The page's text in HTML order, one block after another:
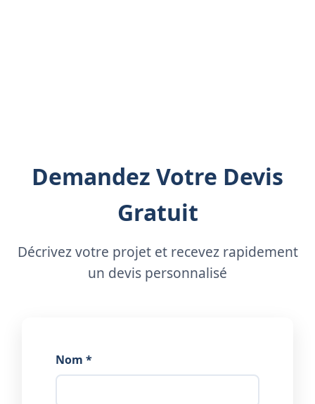
Demandez Votre Devis
Gratuit
Décrivez votre projet et recevez rapidement
un devis personnalisé
Nom *